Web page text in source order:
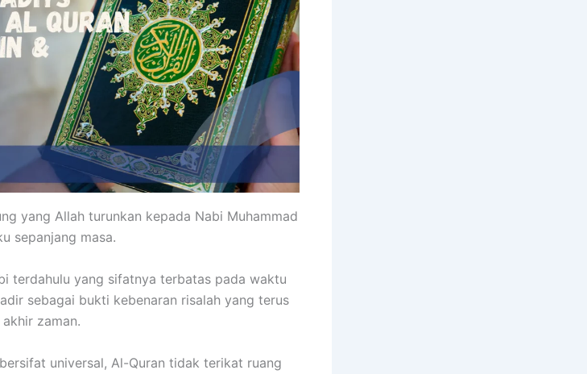
yang Allah turunkan kepada Nabi Muhammad
sepanjang masa.
terdahulu yang sifatnya terbatas pada waktu
sebagai bukti kebenaran risalah yang terus
zaman.
universal, Al-Quran tidak terikat ruang